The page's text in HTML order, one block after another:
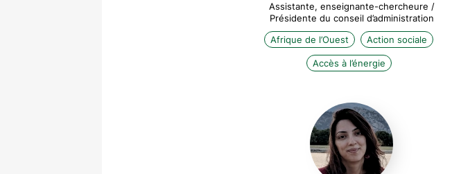
Assistante, enseignante-chercheure /
Présidente du conseil d’administration
Afrique de l’Ouest
Action sociale
Accès à l’énergie
Sakina
Pen
Point